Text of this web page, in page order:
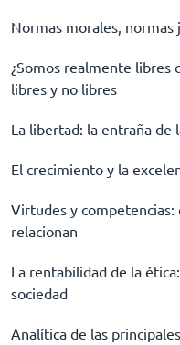
Normas morales,
¿Somos realmente libres
libres y no libres
La libertad: la entraña de
El crecimiento y la
Virtudes y competencias:
relacionan
La rentabilidad de la
sociedad
Analítica de las